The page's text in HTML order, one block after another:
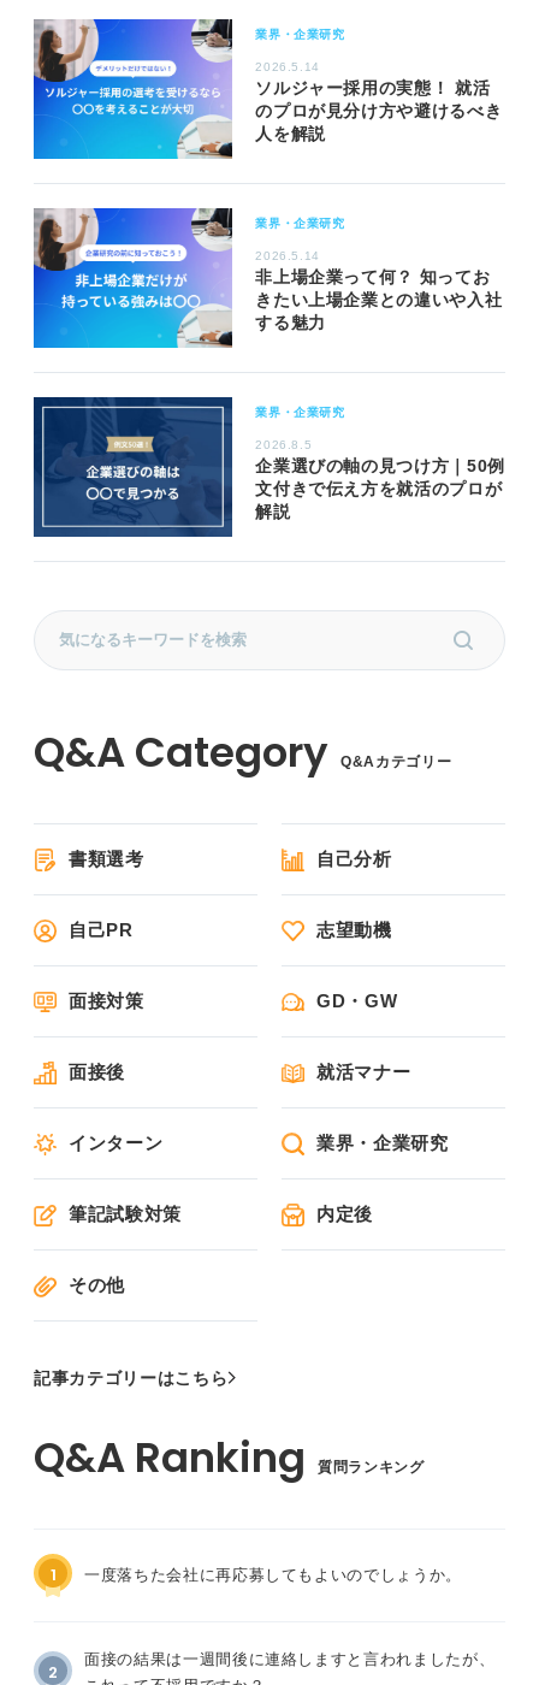
業界・企業研究
2026.5.14
ソルジャー採用の実態！ 就活
のプロが見分け方や避けるべき
人を解説
業界・企業研究
2026.5.14
非上場企業って何？ 知ってお
きたい上場企業との違いや入社
する魅力
業界・企業研究
2026.8.5
企業選びの軸の見つけ方｜50例
文付きで伝え方を就活のプロが
解説
Q&Aカテゴリー
書類選考 自己分析
自己PR 志望動機
面接対策 GD・GW
面接後 就活マナー
インターン 業界・企業研究
筆記試験対策 内定後
その他
記事カテゴリーはこちら
質問ランキング
1 一度落ちた会社に再応募してもよいのでしょうか。
2
面接の結果は一週間後に連絡しますと言われましたが、